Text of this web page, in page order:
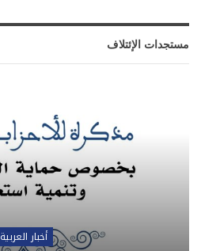
مستجدات الإئتلاف
أخبار العربية